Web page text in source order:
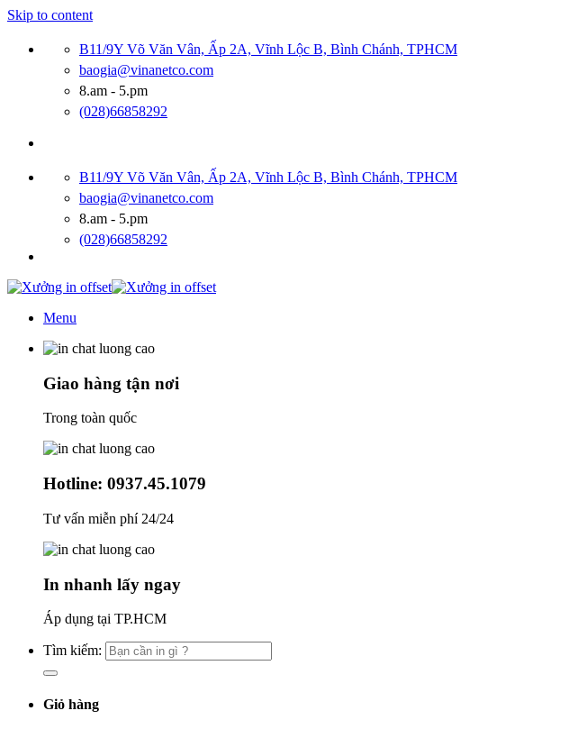
Skip to content
B11/9Y Võ Văn Vân, Ấp 2A, Vĩnh Lộc B, Bình Chánh, TPHCM
baogia@vinanetco.com
8.am - 5.pm
(028)66858292
B11/9Y Võ Văn Vân, Ấp 2A, Vĩnh Lộc B, Bình Chánh, TPHCM
baogia@vinanetco.com
8.am - 5.pm
(028)66858292
Menu
Giao hàng tận nơi
Trong toàn quốc
Hotline: 0937.45.1079
Tư vấn miễn phí 24/24
In nhanh lấy ngay
Áp dụng tại TP.HCM
Tìm kiếm:
Giỏ hàng